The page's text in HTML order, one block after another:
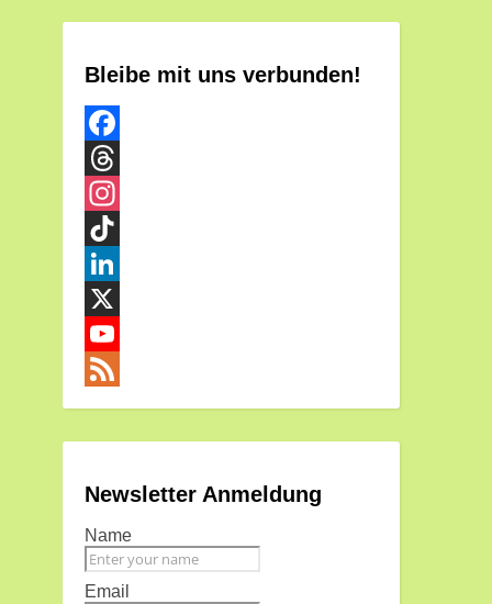
Bleibe mit uns verbunden!
Facebook
Threads
Instagram
TikTok
LinkedIn
X
YouTube
Newsletter Anmeldung
Name
Email